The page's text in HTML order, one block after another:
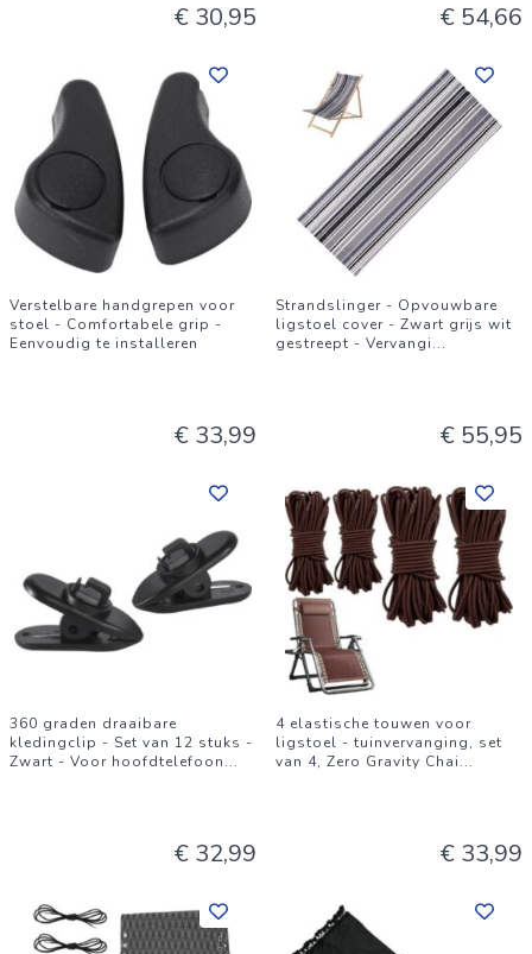
€ 30,95 € 54,66
Verstelbare handgrepen voor
stoel - Comfortabele grip -
Eenvoudig te installeren
€ 33,99
Strandslinger - Opvouwbare
ligstoel cover - Zwart grijs wit
gestreept - Vervangi...
€ 55,95
360 graden draaibare
kledingclip - Set van 12 stuks -
Zwart - Voor hoofdtelefoon...
€ 32,99
4 elastische touwen voor
ligstoel - tuinvervanging, set
van 4, Zero Gravity Chai...
€ 33,99